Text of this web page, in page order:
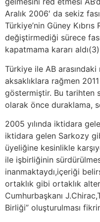
Aralık 2006′ da sekiz
Türkiye’nin Güney
değiştirmediği sürece
kapatmama kararı aldı(3)
Türkiye ile AB
aksaklıklara rağmen
göstermiştir. Bu tarihten
olarak önce duraklama,
2005 yılında iktidara
iktidara gelen Sarkozy
üyeliğine kesinlikle
ile işbirliğinin
inanmaktaydı,içeriği
ortaklık gibi ortaklık
Cumhurbaşkanı
Birliği” oluşturulması